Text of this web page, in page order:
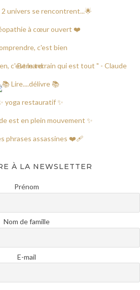
À LA NEWSLETTER
Prénom
Nom de famille
E-mail